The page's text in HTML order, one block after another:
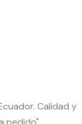
Calidad y